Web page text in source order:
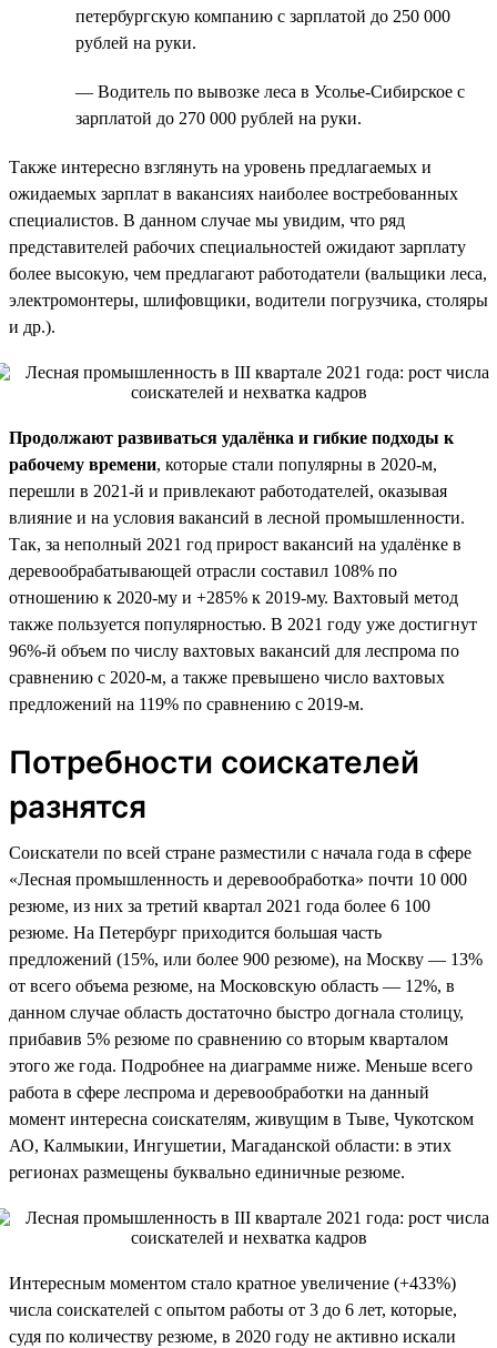
петербургскую компанию с зарплатой до 250 000
рублей на руки.
— Водитель по вывозке леса в Усолье-Сибирское с
зарплатой до 270 000 рублей на руки.
Также интересно взглянуть на уровень предлагаемых и
ожидаемых зарплат в вакансиях наиболее востребованных
специалистов. В данном случае мы увидим, что ряд
представителей рабочих специальностей ожидают зарплату
более высокую, чем предлагают работодатели (вальщики леса,
электромонтеры, шлифовщики, водители погрузчика, столяры
и др.).
Продолжают развиваться удалёнка и гибкие подходы к
рабочему времени, которые стали популярны в 2020-м,
перешли в 2021-й и привлекают работодателей, оказывая
влияние и на условия вакансий в лесной промышленности.
Так, за неполный 2021 год прирост вакансий на удалёнке в
деревообрабатывающей отрасли составил 108% по
отношению к 2020-му и +285% к 2019-му. Вахтовый метод
также пользуется популярностью. В 2021 году уже достигнут
96%-й объем по числу вахтовых вакансий для леспрома по
сравнению с 2020-м, а также превышено число вахтовых
предложений на 119% по сравнению с 2019-м.
Потребности соискателей
разнятся
Соискатели по всей стране разместили с начала года в сфере
«Лесная промышленность и деревообработка» почти 10 000
резюме, из них за третий квартал 2021 года более 6 100
резюме. На Петербург приходится большая часть
предложений (15%, или более 900 резюме), на Москву — 13%
от всего объема резюме, на Московскую область — 12%, в
данном случае область достаточно быстро догнала столицу,
прибавив 5% резюме по сравнению со вторым кварталом
этого же года. Подробнее на диаграмме ниже. Меньше всего
работа в сфере леспрома и деревообработки на данный
момент интересна соискателям, живущим в Тыве, Чукотском
АО, Калмыкии, Ингушетии, Магаданской области: в этих
регионах размещены буквально единичные резюме.
Интересным моментом стало кратное увеличение (+433%)
числа соискателей с опытом работы от 3 до 6 лет, которые,
судя по количеству резюме, в 2020 году не активно искали